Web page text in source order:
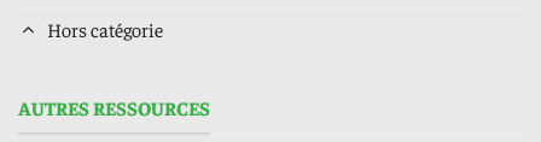
Hors catégorie
AUTRES RESSOURCES